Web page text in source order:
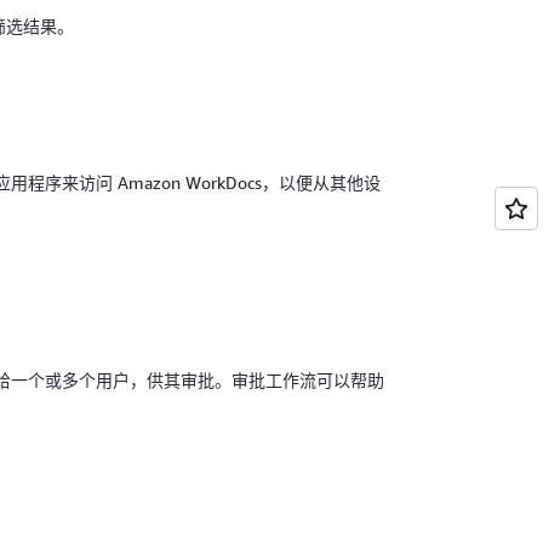
结果。
程序来访问 Amazon WorkDocs，以便从其他设
个或多个用户，供其审批。审批工作流可以帮助